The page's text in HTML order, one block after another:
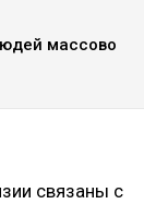
массово
связаны с